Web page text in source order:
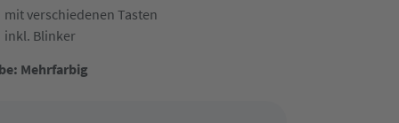
mit verschiedenen Tasten
inkl. Blinker
Mehrfarbig